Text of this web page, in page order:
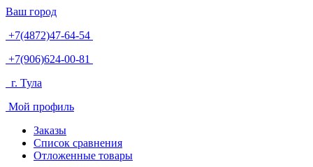
Ваш город
+7(4872)47-64-54
+7(906)624-00-81
г. Тула
Мой профиль
Заказы
Список сравнения
Отложенные товары